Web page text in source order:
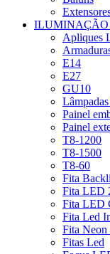
ILUMINAÇÃO
Apliques
E14
E27
GU10
Painel
Painel
T8-1200
T8-1500
T8-60
Fita
Fita LED
Fita LED
Fita Led
Fita Neon
Fitas Led